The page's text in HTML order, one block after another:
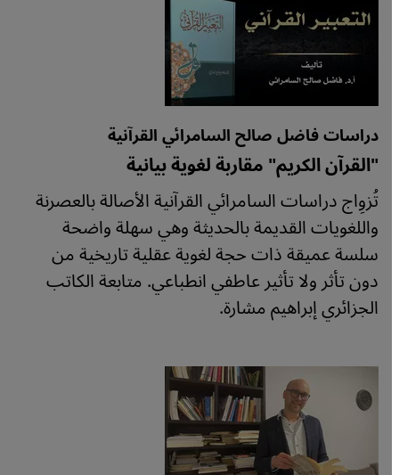
دراسات فاضل صالح السامرائي القرآنية
"القرآن الكريم" مقاربة لغوية بيانية
تُزوِاج دراسات السامرائي القرآنية الأصالة بالعصرنة
واللغويات القديمة بالحديثة وهي سهلة واضحة
سلسة عميقة ذات حجة لغوية عقلية تاريخية من
دون تأثر ولا تأثير عاطفي انطباعي. متابعة الكاتب
الجزائري إبراهيم مشارة.